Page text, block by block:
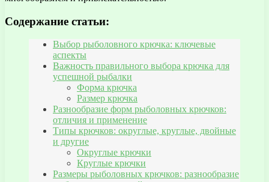
Содержание статьи:
Выбор рыболовного крючка: ключевые
аспекты
Важность правильного выбора крючка для
успешной рыбалки
Форма крючка
Размер крючка
Разнообразие форм рыболовных крючков:
отличия и применение
Типы крючков: округлые, круглые, двойные
и другие
Округлые крючки
Круглые крючки
Размеры рыболовных крючков: разнообразие